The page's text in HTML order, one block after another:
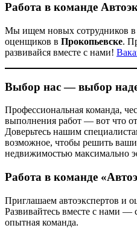
Работа в команде
Мы ищем новых сотрудников в
оценщиков в Прокопьевске.
развивайся вместе с нами!
Выбор нас — выбор
Профессиональная команда,
выполнения работ — вот что
Доверьтесь нашим
возможное, чтобы решить
недвижимостью максимально
Работа в команде
Приглашаем автоэкспертов и
Развивайтесь вместе с нами —
опытная команда.